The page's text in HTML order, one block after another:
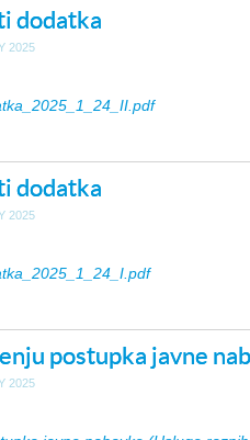
dodatka
2025
dodatka
2025
postupka javne
2025